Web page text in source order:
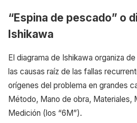
“Espina de pescado” o
Ishikawa
El diagrama de Ishikawa organiza
las causas raíz de las fallas
orígenes del problema en grandes
Método, Mano de obra, Materiales,
Medición (los “6M”).